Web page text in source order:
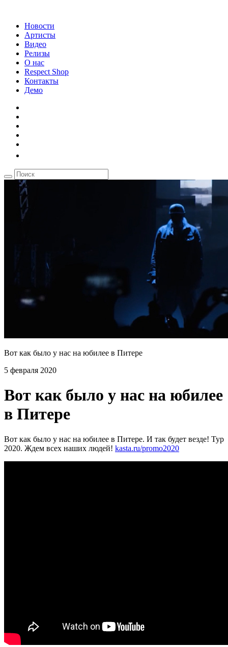
Новости
Артисты
Видео
Релизы
О нас
Respect Shop
Контакты
Демо
Вот как было у нас на юбилее в Питере
5 февраля 2020
Вот как было у нас на юбилее
в Питере
Вот как было у нас на юбилее в Питере. И так будет везде! Тур
2020. Ждем всех наших людей! kasta.ru/promo2020